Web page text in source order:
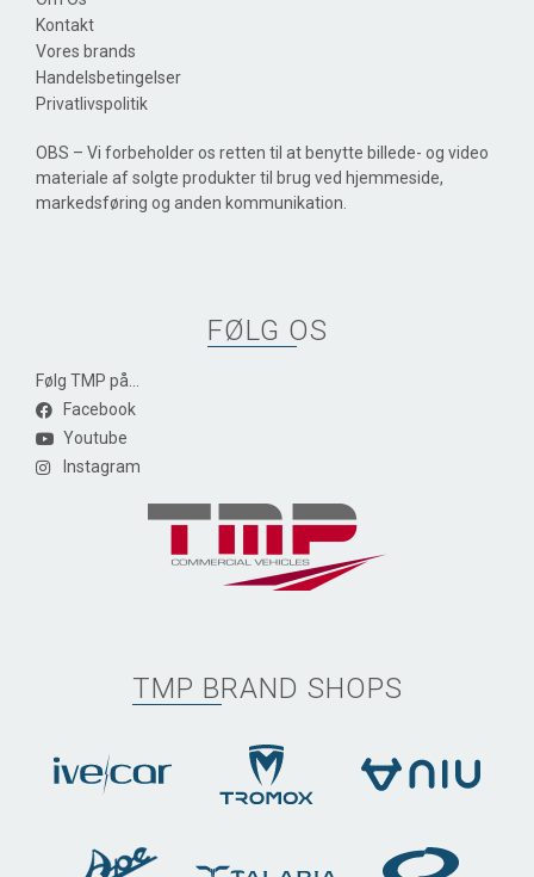
Kontakt
Vores brands
Handelsbetingelser
Privatlivspolitik
OBS – Vi forbeholder os retten til at benytte billede- og video
materiale af solgte produkter til brug ved hjemmeside,
markedsføring og anden kommunikation.
FØLG OS
Følg TMP på...
Facebook
Youtube
Instagram
TMP BRAND SHOPS